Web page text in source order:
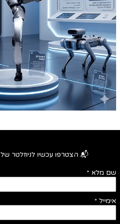
📬 הצטרפו עכשיו לניוזלטר של
שם מלא *
אימייל *